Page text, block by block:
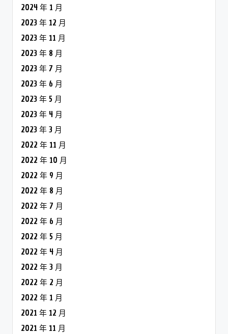
2024 年 1 月
2023 年 12 月
2023 年 11 月
2023 年 8 月
2023 年 7 月
2023 年 6 月
2023 年 5 月
2023 年 4 月
2023 年 3 月
2022 年 11 月
2022 年 10 月
2022 年 9 月
2022 年 8 月
2022 年 7 月
2022 年 6 月
2022 年 5 月
2022 年 4 月
2022 年 3 月
2022 年 2 月
2022 年 1 月
2021 年 12 月
2021 年 11 月